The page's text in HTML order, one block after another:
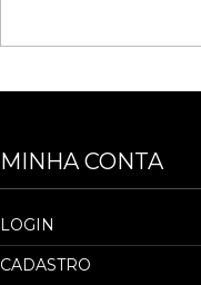
MINHA CONTA
LOGIN
CADASTRO